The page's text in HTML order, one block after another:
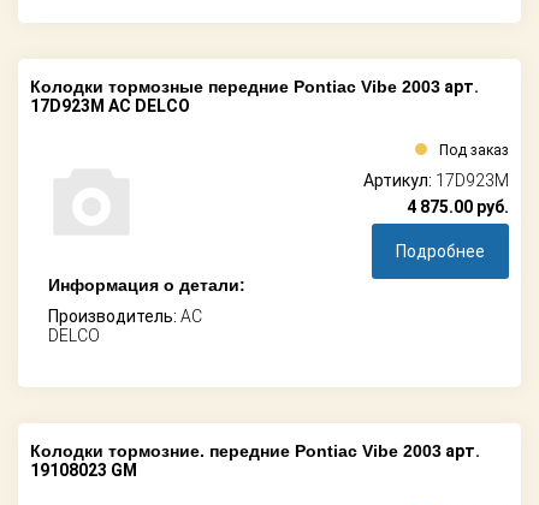
Колодки тормозные передние Pontiac Vibe 2003 арт.
17D923M AC DELCO
Информация о детали:
Производитель: AC
DELCO
Под заказ
Артикул: 17D923M
4 875.00 руб.
Подробнее
Колодки тормозние. передние Pontiac Vibe 2003 арт.
19108023 GM